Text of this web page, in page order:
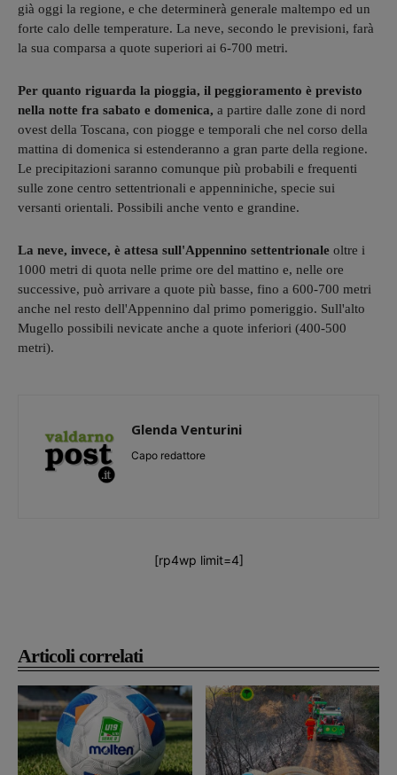
Articoli correlati
già oggi la regione, e che determinerà generale maltempo ed un
forte calo delle temperature. La neve, secondo le previsioni, farà
la sua comparsa a quote superiori ai 6-700 metri.
Per quanto riguarda la pioggia, il peggioramento è previsto
nella notte fra sabato e domenica, a partire dalle zone di nord
ovest della Toscana, con piogge e temporali che nel corso della
mattina di domenica si estenderanno a gran parte della regione.
Le precipitazioni saranno comunque più probabili e frequenti
sulle zone centro settentrionali e appenniniche, specie sui
versanti orientali. Possibili anche vento e grandine.
La neve, invece, è attesa sull'Appennino settentrionale oltre i
1000 metri di quota nelle prime ore del mattino e, nelle ore
successive, può arrivare a quote più basse, fino a 600-700 metri
anche nel resto dell'Appennino dal primo pomeriggio. Sull'alto
Mugello possibili nevicate anche a quote inferiori (400-500
metri).
Glenda Venturini
Capo redattore
[rp4wp limit=4]